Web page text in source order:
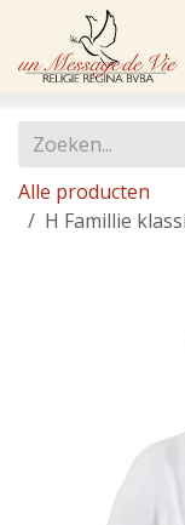
Overslaan naar
Alle producten
H Famillie